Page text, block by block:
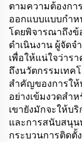
ตามความต้องกา
ออกแบบแบบกำห
โดยพิจารณาถึงข้
ดำเนินงาน ผู้จัด
เพื่อให้แน่ใจว่าร
ถึงนวัตกรรมเทค
สำคัญของการให้
อย่างเข้มงวดสำ
เขายังมักจะให้บ
และการสนับสนุน
กระบวนการติดตั้